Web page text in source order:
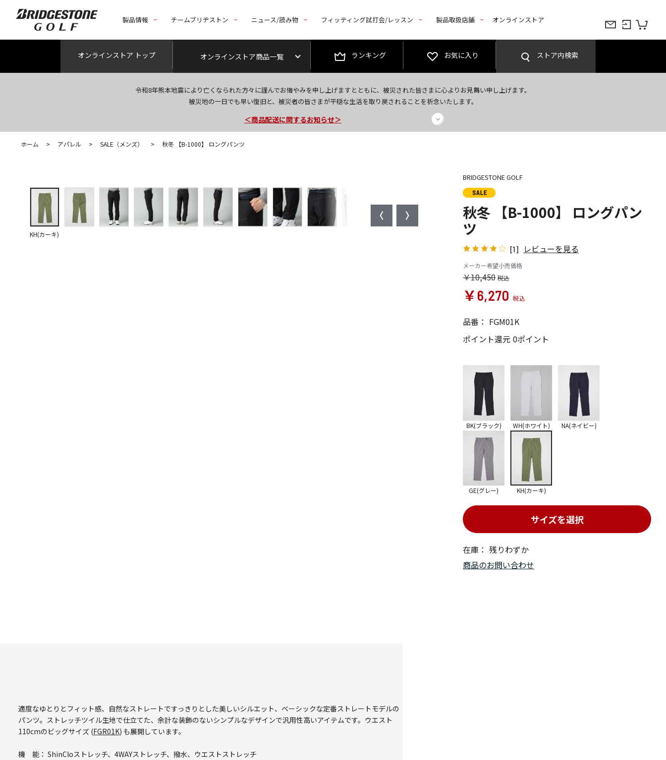
製品情報 チームブリヂストン ニュース/読み物 フィッティング試打会/レッスン 製品取扱店舗 オンラインストア
オンラインストア トップ オンラインストア商品一覧 ランキング お気に入り ストア内検索
令和8年熊本地震により亡くなられた方々に謹んでお悔やみを申し上げますとともに、被災された皆さまに心よりお見舞い申し上げます。
被災地の一日でも早い復旧と、被災者の皆さまが平穏な生活を取り戻されることを祈念いたします。
＜商品配送に関するお知らせ＞
＜夏季休暇中のご注文・発送・お問い合わせ＞
ホーム > アパレル > SALE（メンズ） > 秋冬 【B-1000】 ロングパンツ
KH(カーキ)
BRIDGESTONE GOLF
秋冬 【B-1000】 ロングパン
ツ
[1] レビューを見る
メーカー希望小売価格
￥10,450
￥6,270
品番： FGM01K
ポイント還元 0ポイント
在庫： 残りわずか
サイズを選択
BK(ブラック) WH(ホワイト) NA(ネイビー)
GE(グレー) KH(カーキ)
商品のお問い合わせ
適度なゆとりとフィット感、自然なストレートですっきりとした美しいシルエット、ベーシックな定番ストレートモデルの
パンツ。ストレッチツイル生地で仕立てた、余計な装飾のないシンプルなデザインで汎用性高いアイテムです。ウエスト
110cmのビッグサイズ (FGR01K) も展開しています。
機 能： ShinCloストレッチ、4WAYストレッチ、撥水、ウエストストレッチ